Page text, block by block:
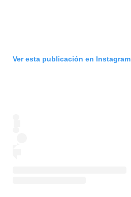
Ver esta publicación en Instagram